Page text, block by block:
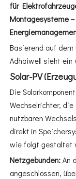
für
Montagesysteme
Basierend auf
Adhaiwell sieht ein
Solar-PV
Die
Wechselrichter,
nutzbaren
direkt in
wie folgt gestaltet
Netzgebunden:An
angeschlossen,